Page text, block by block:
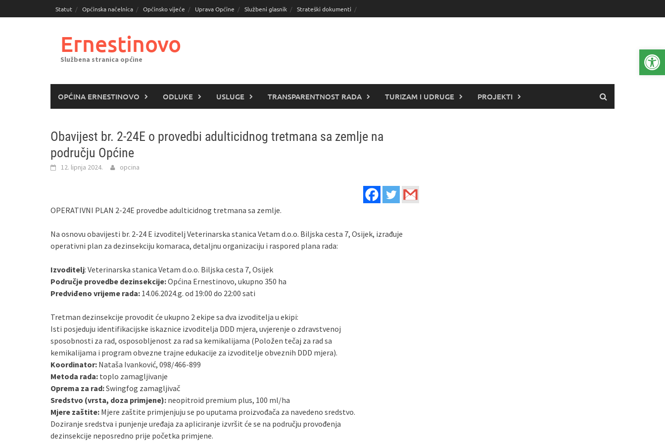
do
Statut Općinska načelnica Općinsko vijeće Uprava Općine Službeni glasnik Strateški dokumenti
Ernestinovo
Službena stranica općine
OPĆINA ERNESTINOVO ODLUKE USLUGE TRANSPARENTNOST RADA TURIZAM I UDRUGE PROJEKTI
Obavijest br. 2-24E o provedbi adulticidnog tretmana sa zemlje na
području Općine
12. lipnja 2024. opcina
OPERATIVNI PLAN 2-24E provedbe adulticidnog tretmana sa zemlje.
Na osnovu obavijesti br. 2-24 E izvoditelj Veterinarska stanica Vetam d.o.o. Biljska cesta 7, Osijek, izrađuje
operativni plan za dezinsekciju komaraca, detaljnu organizaciju i raspored plana rada:
Izvoditelj: Veterinarska stanica Vetam d.o.o. Biljska cesta 7, Osijek
Područje provedbe dezinsekcije:Općina Ernestinovo, ukupno 350 ha
Predviđeno vrijeme rada: 14.06.2024.g. od 19:00 do 22:00 sati
Tretman dezinsekcije provodit će ukupno 2 ekipe sa dva izvoditelja u ekipi:
Isti posjeduju identifikacijske iskaznice izvoditelja DDD mjera, uvjerenje o zdravstvenoj
sposobnosti za rad, osposobljenost za rad sa kemikalijama (Položen tečaj za rad sa
kemikalijama i program obvezne trajne edukacije za izvoditelje obveznih DDD mjera).
Koordinator: Nataša Ivanković, 098/466-899
Metoda rada: toplo zamagljivanje
Oprema za rad:Swingfog zamagljivač
Sredstvo (vrsta, doza primjene): neopitroid premium plus, 100 ml/ha
Mjere zaštite: Mjere zaštite primjenjuju se po uputama proizvođača za navedeno sredstvo.
Doziranje sredstva i punjenje uređaja za apliciranje izvršit će se na području provođenja
dezinsekcije neposredno prije početka primjene.